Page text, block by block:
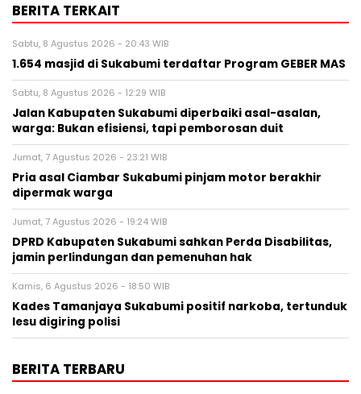
BERITA TERKAIT
Sabtu, 8 Agustus 2026 - 20:43 WIB
1.654 masjid di Sukabumi terdaftar Program GEBER MAS
Sabtu, 8 Agustus 2026 - 12:29 WIB
Jalan Kabupaten Sukabumi diperbaiki asal-asalan,
warga: Bukan efisiensi, tapi pemborosan duit
Jumat, 7 Agustus 2026 - 23:21 WIB
Pria asal Ciambar Sukabumi pinjam motor berakhir
dipermak warga
Jumat, 7 Agustus 2026 - 19:24 WIB
DPRD Kabupaten Sukabumi sahkan Perda Disabilitas,
jamin perlindungan dan pemenuhan hak
Kamis, 6 Agustus 2026 - 18:50 WIB
Kades Tamanjaya Sukabumi positif narkoba, tertunduk
lesu digiring polisi
BERITA TERBARU